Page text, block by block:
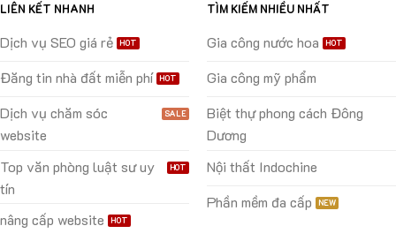
LIÊN KẾT NHANH
Dịch vụ SEO giá rẻ
Đăng tin nhà đất miễn phí
Dịch vụ chăm sóc
website
Top văn phòng luật sư uy
tín
nâng cấp website
TÌM KIẾM NHIỀU NHẤT
Gia công nước hoa
Gia công mỹ phẩm
Biệt thự phong cách Đông
Dương
Nội thất Indochine
Phần mềm đa cấp